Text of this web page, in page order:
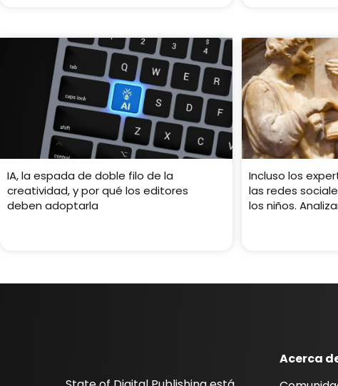
IA, la espada de doble filo de la
creatividad, y por qué los editores
deben adoptarla
Incluso los
las redes
los niños.
Acerca